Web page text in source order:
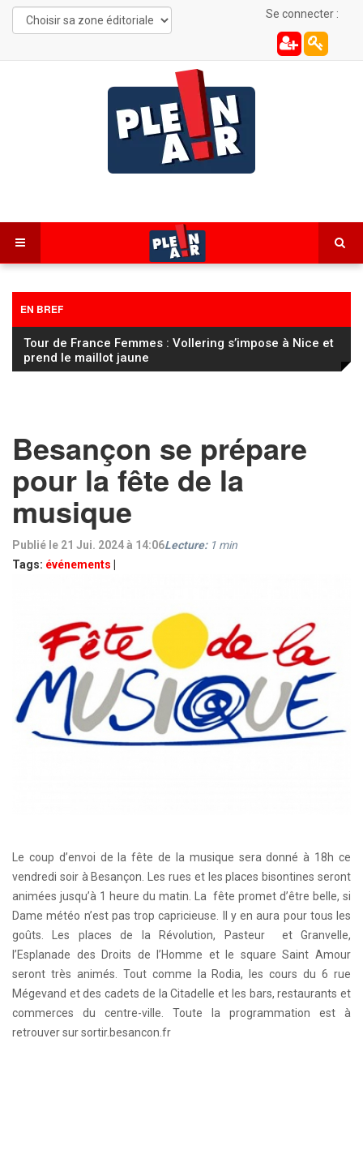
Se connecter :
EN BREF
Tour de France Femmes : Vollering s’impose à Nice et
prend le maillot jaune
Besançon se prépare
pour la fête de la
musique
Publié le 21 Jui. 2024 à 14:06
Tags: événements
Lecture: 1 min
Le coup d’envoi de la fête de la musique sera donné à 18h ce
vendredi soir à Besançon. Les rues et les places bisontines seront
animées jusqu’à 1 heure du matin. La fête promet d’être belle, si
Dame météo n’est pas trop capricieuse. Il y en aura pour tous les
goûts. Les places de la Révolution, Pasteur et Granvelle,
l’Esplanade des Droits de l’Homme et le square Saint Amour
seront très animés. Tout comme la Rodia, les cours du 6 rue
Mégevand et des cadets de la Citadelle et les bars, restaurants et
commerces du centre-ville. Toute la programmation est à
retrouver sur sortir.besancon.fr